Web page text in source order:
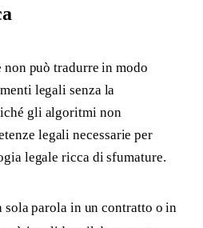
può tradurre in modo
legali senza la
gli algoritmi non
legali necessarie per
legale ricca di sfumature.
sola parola in un contratto o in